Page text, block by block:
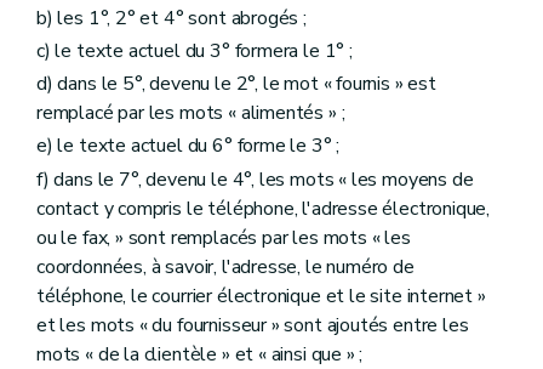
b) les 1°, 2° et 4° sont abrogés ;
c) le texte actuel du 3° formera le 1° ;
d) dans le 5°, devenu le 2°, le mot « fournis » est
remplacé par les mots « alimentés » ;
e) le texte actuel du 6° forme le 3° ;
f) dans le 7°, devenu le 4°, les mots « les moyens de
contact y compris le téléphone, l'adresse électronique,
ou le fax, » sont remplacés par les mots « les
coordonnées, à savoir, l'adresse, le numéro de
téléphone, le courrier électronique et le site internet »
et les mots « du fournisseur » sont ajoutés entre les
mots « de la clientèle » et « ainsi que » ;